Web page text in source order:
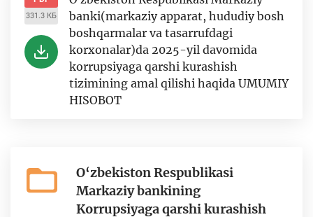
331.3 КБ
banki(markaziy apparat, hududiy bosh
boshqarmalar va tasarrufdagi
korxonalar)da 2025-yil davomida
korrupsiyaga qarshi kurashish
tizimining amal qilishi haqida UMUMIY
HISOBOT
O‘zbekiston Respublikasi
Markaziy bankining
Korrupsiyaga qarshi kurashish